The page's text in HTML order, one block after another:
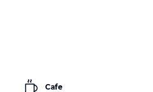
Cafe